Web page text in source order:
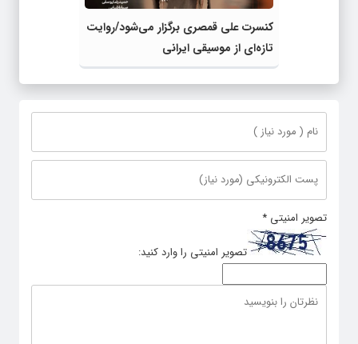
کنسرت علی قمصری برگزار می‌شود/روایت
تازه‌ای از موسیقی ایرانی
تصویر امنیتی *
تصویر امنیتی را وارد کنید: